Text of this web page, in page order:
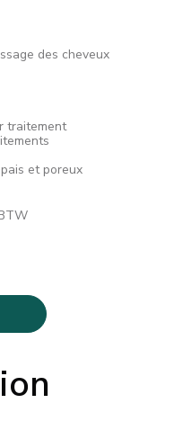
des cheveux
traitement
et poreux